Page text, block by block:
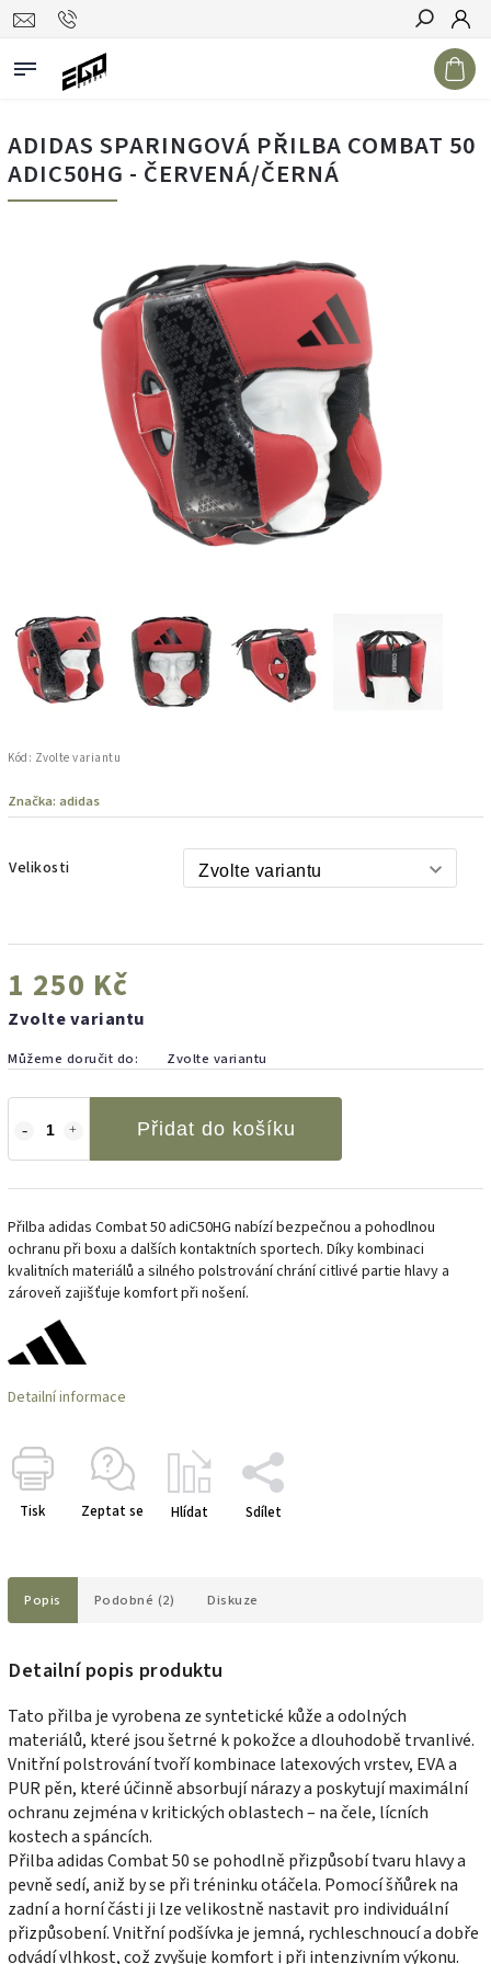
Hledat
ADIDAS SPARINGOVÁ PŘILBA COMBAT 50
ADIC50HG - ČERVENÁ/ČERNÁ
Kód: Zvolte variantu
Značka: adidas
Velikosti
1 250 Kč
Zvolte variantu
Můžeme doručit do: Zvolte variantu
Přidat do košíku
Přilba adidas Combat 50 adiC50HG nabízí bezpečnou a pohodlnou
ochranu při boxu a dalších kontaktních sportech. Díky kombinaci
kvalitních materiálů a silného polstrování chrání citlivé partie hlavy a
zároveň zajišťuje komfort při nošení.
Detailní informace
Tisk Zeptat se Hlídat Sdílet
Popis Podobné (2) Diskuze
Detailní popis produktu
Tato přilba je vyrobena ze syntetické kůže a odolných
materiálů, které jsou šetrné k pokožce a dlouhodobě trvanlivé.
Vnitřní polstrování tvoří kombinace latexových vrstev, EVA a
PUR pěn, které účinně absorbují nárazy a poskytují maximální
ochranu zejména v kritických oblastech – na čele, lícních
kostech a spáncích.
Přilba adidas Combat 50 se pohodlně přizpůsobí tvaru hlavy a
pevně sedí, aniž by se při tréninku otáčela. Pomocí šňůrek na
zadní a horní části ji lze velikostně nastavit pro individuální
přizpůsobení. Vnitřní podšívka je jemná, rychleschnoucí a dobře
odvádí vlhkost, což zvyšuje komfort i při intenzivním výkonu.